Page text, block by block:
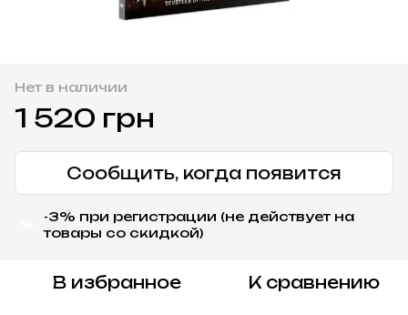
Нет в наличии
1 520 грн
Сообщить, когда появится
-3% при регистрации (не действует на
товары со скидкой)
В избранное К сравнению